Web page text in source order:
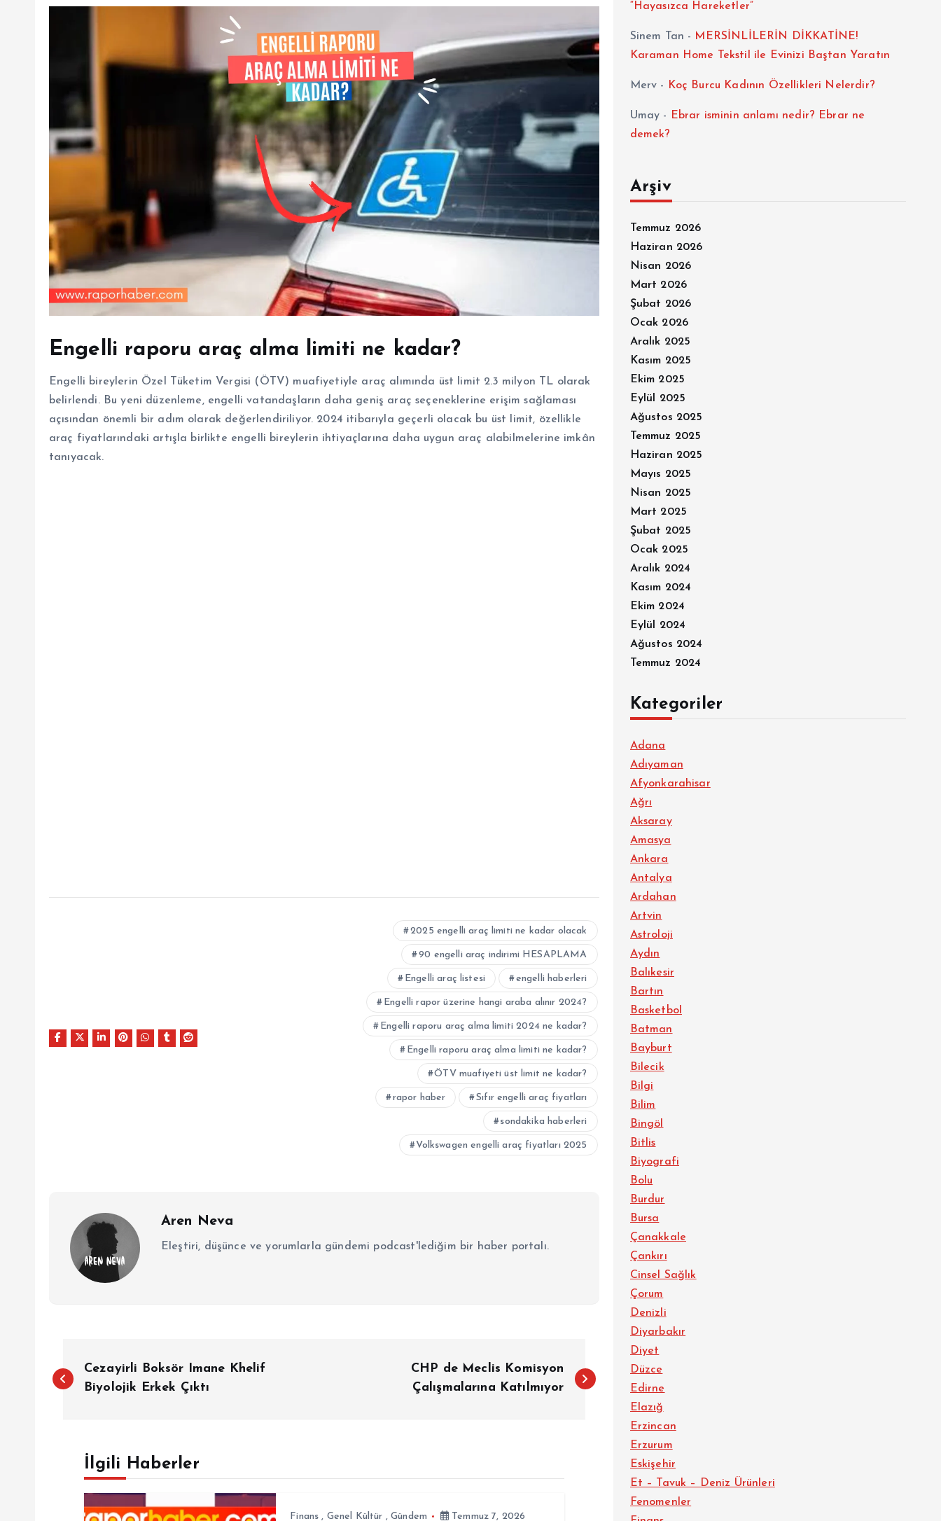
Engelli raporu araç alma limiti ne kadar?
Engelli bireylerin Özel Tüketim Vergisi (ÖTV) muafiyetiyle araç alımında üst limit 2.3 milyon TL olarak
belirlendi. Bu yeni düzenleme, engelli vatandaşların daha geniş araç seçeneklerine erişim sağlaması
açısından önemli bir adım olarak değerlendiriliyor. 2024 itibarıyla geçerli olacak bu üst limit, özellikle
araç fiyatlarındaki artışla birlikte engelli bireylerin ihtiyaçlarına daha uygun araç alabilmelerine imkân
tanıyacak.
2025 engelli araç limiti ne kadar olacak
90 engelli araç indirimi HESAPLAMA
Engelli araç listesi engelli haberleri
Engelli rapor üzerine hangi araba alınır 2024?
Engelli raporu araç alma limiti 2024 ne kadar?
Engelli raporu araç alma limiti ne kadar?
ÖTV muafiyeti üst limit ne kadar?
rapor haber Sıfır engelli araç fiyatları
sondakika haberleri
Volkswagen engelli araç fiyatları 2025
Aren Neva
Eleştiri, düşünce ve yorumlarla gündemi podcast'lediğim bir haber portalı.
a
Cezayirli Boksör Imane Khelif
Biyolojik Erkek Çıktı
CHP de Meclis Komisyon
Çalışmalarına Katılmıyor
İlgili Haberler
Finans , Genel Kültür ,Gündem Temmuz 7, 2026
“Hayasızca Hareketler”
Sinem Tan - MERSİNLİLERİN DİKKATİNE!
Karaman Home Tekstil ile Evinizi Baştan Yaratın
Merv - Koç Burcu Kadının Özellikleri Nelerdir?
Umay -
Ebrar isminin anlamı nedir? Ebrar ne
demek?
Arşiv
Temmuz 2026
Haziran 2026
Nisan 2026
Mart 2026
Şubat 2026
Ocak 2026
Aralık 2025
Kasım 2025
Ekim 2025
Eylül 2025
Ağustos 2025
Temmuz 2025
Haziran 2025
Mayıs 2025
Nisan 2025
Mart 2025
Şubat 2025
Ocak 2025
Aralık 2024
Kasım 2024
Ekim 2024
Eylül 2024
Ağustos 2024
Temmuz 2024
Kategoriler
Adana
Adıyaman
Afyonkarahisar
Ağrı
Aksaray
Amasya
Ankara
Antalya
Ardahan
Artvin
Astroloji
Aydın
Balıkesir
Bartın
Basketbol
Batman
Bayburt
Bilecik
Bilgi
Bilim
Bingöl
Bitlis
Biyografi
Bolu
Burdur
Bursa
Çanakkale
Çankırı
Cinsel Sağlık
Çorum
Denizli
Diyarbakır
Diyet
Düzce
Edirne
Elazığ
Erzincan
Erzurum
Eskişehir
Et – Tavuk – Deniz Ürünleri
Fenomenler